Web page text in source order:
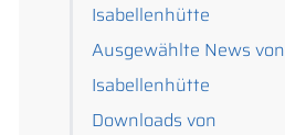
Isabellenhütte
Ausgewählte News von
Isabellenhütte
Downloads von